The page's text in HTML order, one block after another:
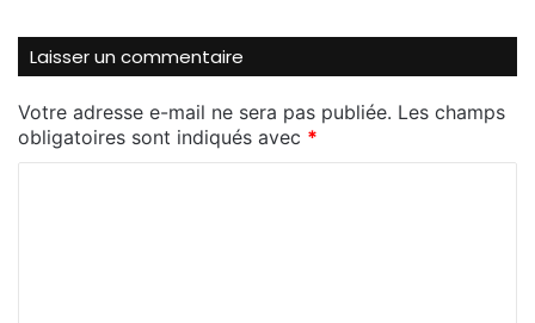
Des jolies bateaux italiens
Laisser un commentaire
Votre adresse e-mail ne sera pas publiée. Les champs
obligatoires sont indiqués avec *